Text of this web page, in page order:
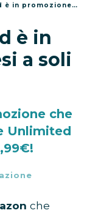
3 mesi a soli 9,99€
è in
a soli
che
Unlimited
che